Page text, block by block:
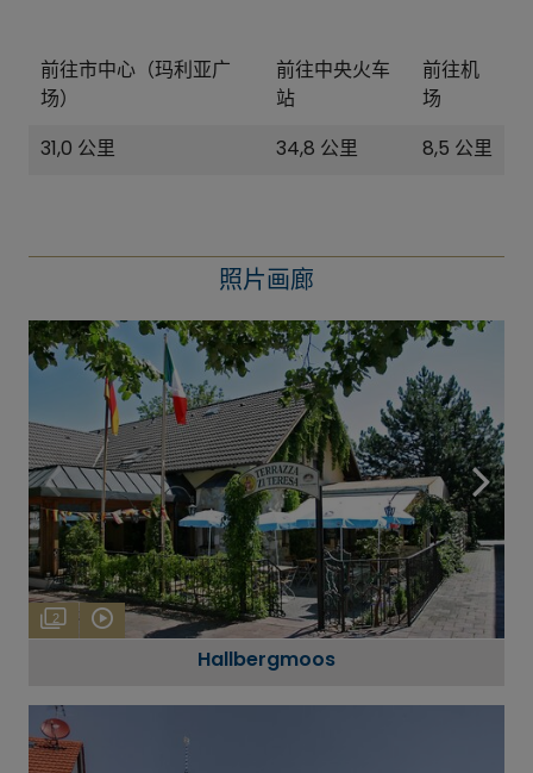
前往市中心（玛利亚广
场）
前往中央火车
站
前往机
场
31,0 公里
34,8 公里 8,5 公里
照片画廊
2
Hallbergmoos